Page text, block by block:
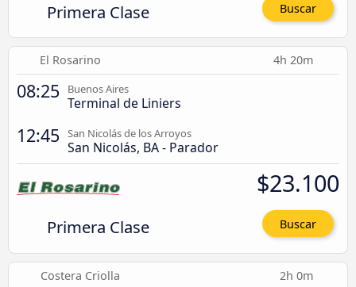
Primera Clase Buscar
El Rosarino 4h 20m
08:25 Buenos Aires
Terminal de Liniers
12:45 San Nicolás de los Arroyos
San Nicolás, BA - Parador
Primera Clase
$23.100
Buscar
Costera Criolla 2h 0m